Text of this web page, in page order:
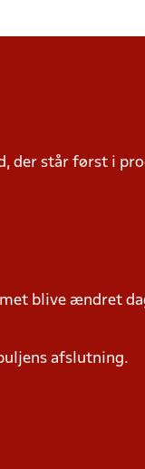
der står først i
blive ændret
afslutning.